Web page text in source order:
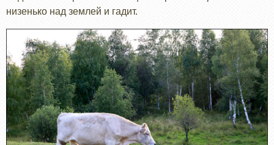
низенько над землей и гадит.